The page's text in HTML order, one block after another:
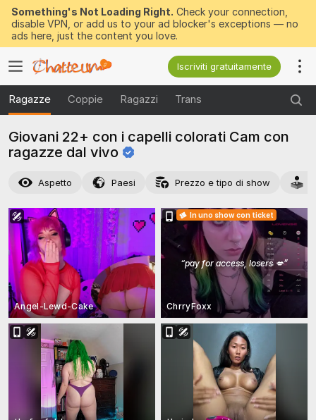
Something's Not Loading Right. Check your connection,
disable VPN, or add us to your ad blocker's exceptions — no
ads here, just the content you love.
Iscriviti gratuitamente
Ragazze Coppie Ragazzi Trans
Giovani 22+ con i capelli colorati Cam con
ragazze dal vivo
Aspetto Paesi Prezzo e tipo di show
Angel-Lewd-Cake
“pay for access, losers 💋”
In uno show con ticket
ChrryFoxx